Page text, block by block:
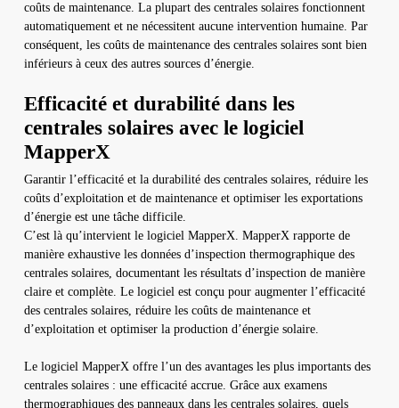
coûts de maintenance. La plupart des centrales solaires fonctionnent
automatiquement et ne nécessitent aucune intervention humaine. Par
conséquent, les coûts de maintenance des centrales solaires sont bien
inférieurs à ceux des autres sources d’énergie.
Efficacité et durabilité dans les
centrales solaires avec le logiciel
MapperX
Garantir l’efficacité et la durabilité des centrales solaires, réduire les
coûts d’exploitation et de maintenance et optimiser les exportations
d’énergie est une tâche difficile.
C’est là qu’intervient le logiciel MapperX. MapperX rapporte de
manière exhaustive les données d’inspection thermographique des
centrales solaires, documentant les résultats d’inspection de manière
claire et complète. Le logiciel est conçu pour augmenter l’efficacité
des centrales solaires, réduire les coûts de maintenance et
d’exploitation et optimiser la production d’énergie solaire.
Le logiciel MapperX offre l’un des avantages les plus importants des
centrales solaires : une efficacité accrue. Grâce aux examens
thermographiques des panneaux dans les centrales solaires, quels